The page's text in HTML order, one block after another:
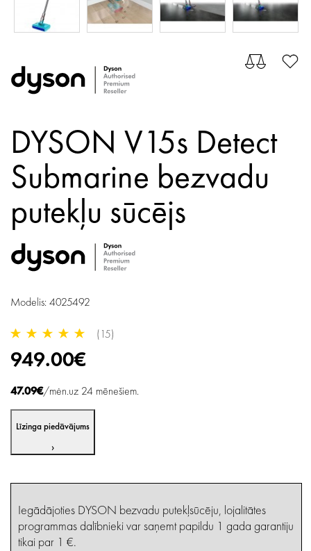
DYSON V15s Detect
Submarine bezvadu
putekļu sūcējs
Modelis: 4025492
(15)
949.00€
47.09€/mėn.uz 24 mēnešiem.
Līzinga piedāvājums
›
Iegādājoties DYSON bezvadu putekļsūcēju, lojalitātes
programmas dalībnieki var saņemt papildu 1 gada garantiju
tikai par 1 €.